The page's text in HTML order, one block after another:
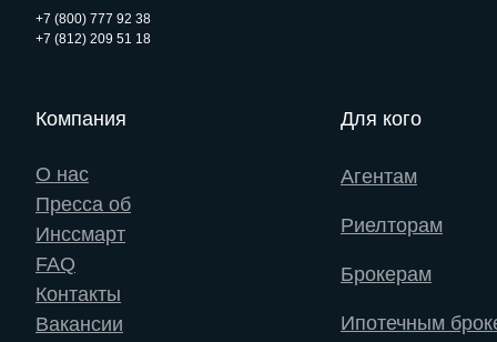
+7 (800) 777 92 38
+7 (812) 209 51 18
Для кого
Агентам
Риелторам
Брокерам
Ипотечным
Компания
О нас
Пресса об
Инссмарт
FAQ
Контакты
Вакансии